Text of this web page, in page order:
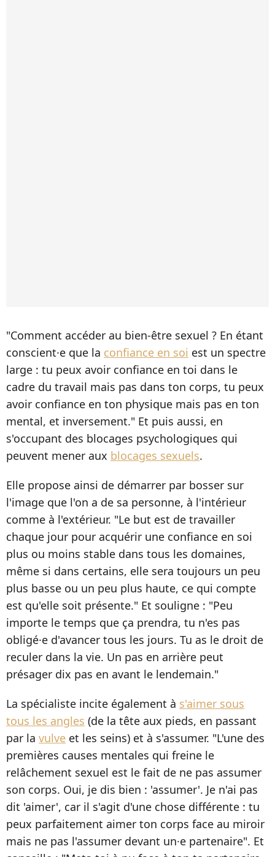
"Comment accéder au bien-être sexuel ? En étant
conscient·e que la confiance en soi est un spectre
large : tu peux avoir confiance en toi dans le
cadre du travail mais pas dans ton corps, tu peux
avoir confiance en ton physique mais pas en ton
mental, et inversement." Et puis aussi, en
s'occupant des blocages psychologiques qui
peuvent mener aux blocages sexuels.
Elle propose ainsi de démarrer par bosser sur
l'image que l'on a de sa personne, à l'intérieur
comme à l'extérieur. "Le but est de travailler
chaque jour pour acquérir une confiance en soi
plus ou moins stable dans tous les domaines,
même si dans certains, elle sera toujours un peu
plus basse ou un peu plus haute, ce qui compte
est qu'elle soit présente." Et souligne : "Peu
importe le temps que ça prendra, tu n'es pas
obligé·e d'avancer tous les jours. Tu as le droit de
reculer dans la vie. Un pas en arrière peut
présager dix pas en avant le lendemain."
La spécialiste incite également à s'aimer sous
tous les angles (de la tête aux pieds, en passant
par la vulve et les seins) et à s'assumer. "L'une des
premières causes mentales qui freine le
relâchement sexuel est le fait de ne pas assumer
son corps. Oui, je dis bien : 'assumer'. Je n'ai pas
dit 'aimer', car il s'agit d'une chose différente : tu
peux parfaitement aimer ton corps face au miroir
mais ne pas l'assumer devant un·e partenaire". Et